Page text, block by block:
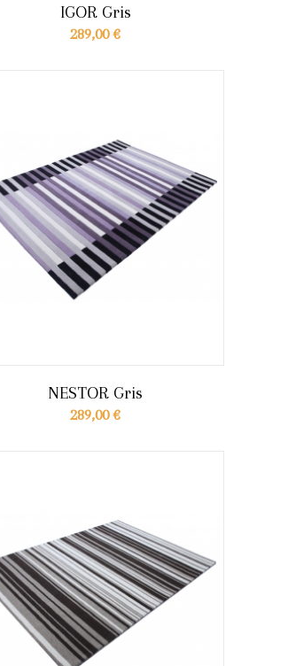
IGOR Gris
289,00 €
NESTOR Gris
289,00 €